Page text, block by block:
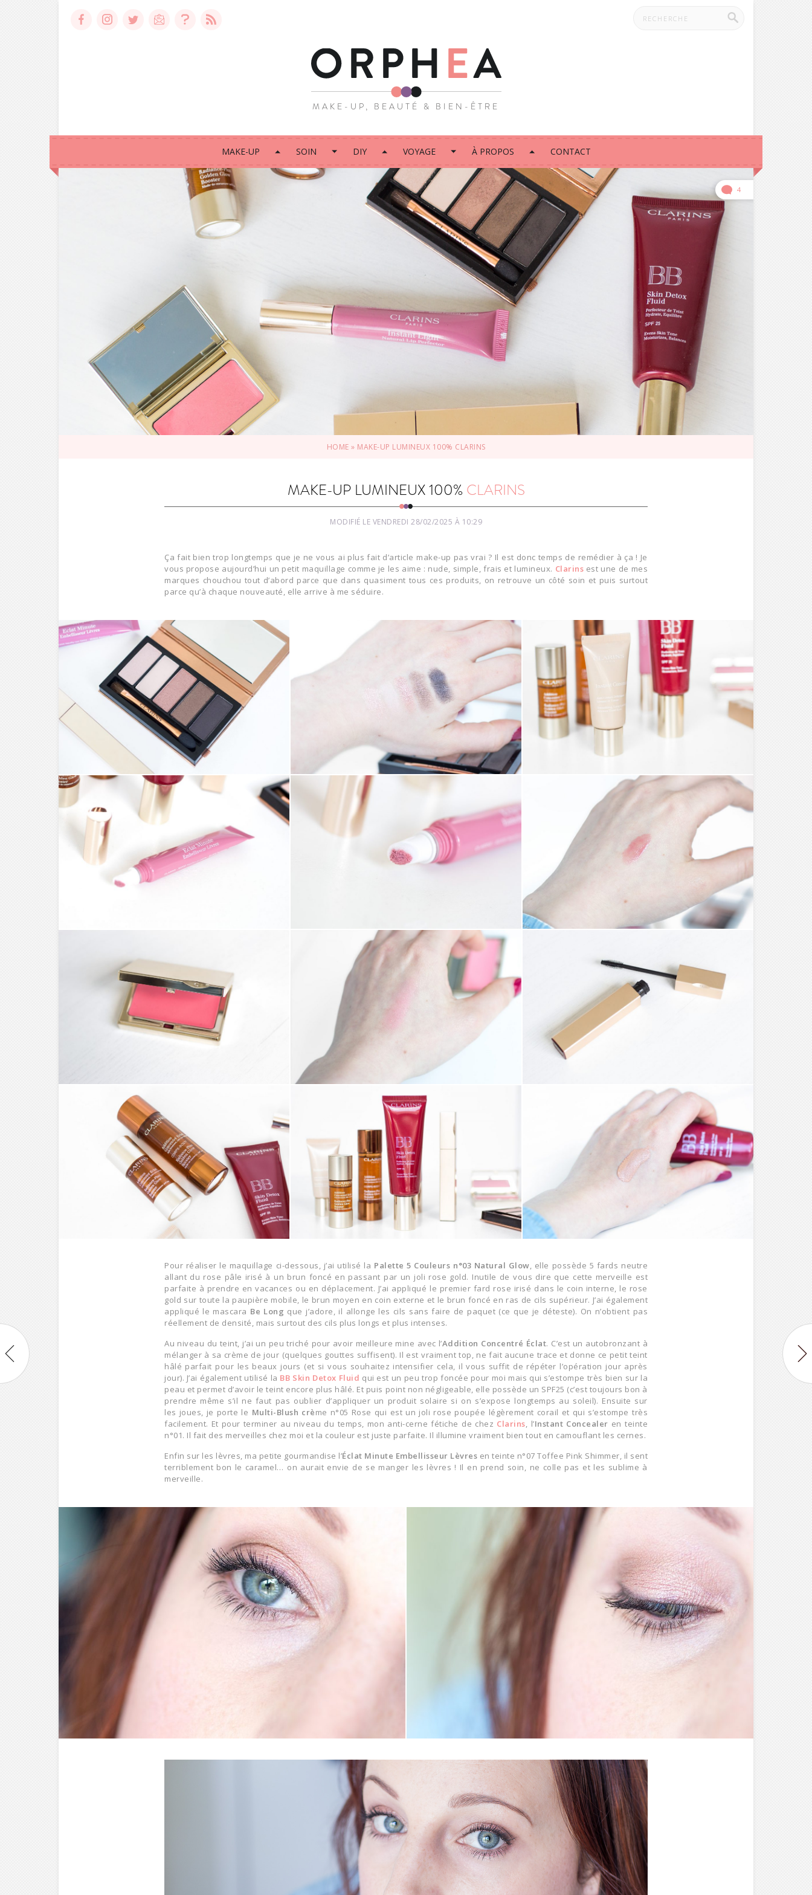
MAKE-UP, BEAUTÉ & BIEN-ÊTRE
MAKE-UP SOIN DIY VOYAGE À PROPOS CONTACT
HOME » MAKE-UP LUMINEUX 100% CLARINS
MAKE-UP LUMINEUX 100% CLARINS
MODIFIÉ LE VENDREDI 28/02/2025 À 10:29
4
Ça fait bien trop longtemps que je ne vous ai plus fait d’article make-up pas vrai ? Il est donc temps de remédier à ça ! Je
vous propose aujourd’hui un petit maquillage comme je les aime : nude, simple, frais et lumineux. Clarins est une de mes
marques chouchou tout d’abord parce que dans quasiment tous ces produits, on retrouve un côté soin et puis surtout
parce qu’à chaque nouveauté, elle arrive à me séduire.
Pour réaliser le maquillage ci-dessous, j’ai utilisé la Palette 5 Couleurs n°03 Natural Glow, elle possède 5 fards neutre
allant du rose pâle irisé à un brun foncé en passant par un joli rose gold. Inutile de vous dire que cette merveille est
parfaite à prendre en vacances ou en déplacement. J’ai appliqué le premier fard rose irisé dans le coin interne, le rose
gold sur toute la paupière mobile, le brun moyen en coin externe et le brun foncé en ras de cils supérieur. J’ai également
appliqué le mascara Be Long que j’adore, il allonge les cils sans faire de paquet (ce que je déteste). On n’obtient pas
réellement de densité, mais surtout des cils plus longs et plus intenses.
Au niveau du teint, j’ai un peu triché pour avoir meilleure mine avec l’Addition Concentré Éclat. C’est un autobronzant à
mélanger à sa crème de jour (quelques gouttes suffisent). Il est vraiment top, ne fait aucune trace et donne ce petit teint
hâlé parfait pour les beaux jours (et si vous souhaitez intensifier cela, il vous suffit de répéter l’opération jour après
jour). J’ai également utilisé la BB Skin Detox Fluid qui est un peu trop foncée pour moi mais qui s’estompe très bien sur la
peau et permet d’avoir le teint encore plus hâlé. Et puis point non négligeable, elle possède un SPF25 (c’est toujours bon à
prendre même s’il ne faut pas oublier d’appliquer un produit solaire si on s’expose longtemps au soleil). Ensuite sur
les joues, je porte le Multi-Blush crème n°05 Rose qui est un joli rose poupée légèrement corail et qui s’estompe très
facilement. Et pour terminer au niveau du temps, mon anti-cerne fétiche de chez Clarins, l’Instant Concealer en teinte
n°01. Il fait des merveilles chez moi et la couleur est juste parfaite. Il illumine vraiment bien tout en camouflant les cernes.
Enfin sur les lèvres, ma petite gourmandise l’Éclat Minute Embellisseur Lèvres en teinte n°07 Toffee Pink Shimmer, il sent
terriblement bon le caramel… on aurait envie de se manger les lèvres ! Il en prend soin, ne colle pas et les sublime à
merveille.
S'INSCRIRE